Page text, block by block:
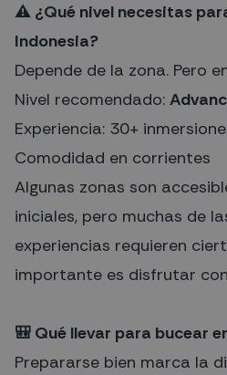
⚠️ ¿Qué nivel necesitas
Indonesia?
Depende de la zona. Pero
Nivel recomendado:
Experiencia: 30+
Comodidad en corrientes
Algunas zonas son
iniciales, pero muchas de
experiencias requieren
importante es disfrutar
🎒 Qué llevar para bucear
Prepararse bien marca la